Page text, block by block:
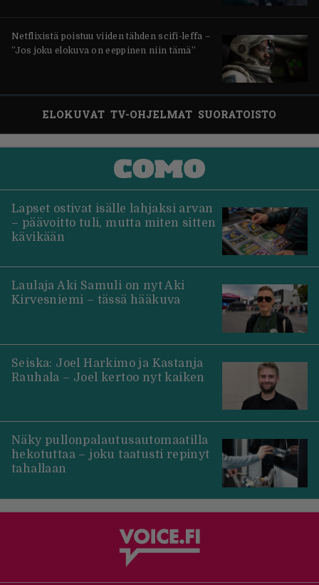
Netflixistä poistuu viiden tähden scifi-leffa –
”Jos joku elokuva on eeppinen niin tämä”
ELOKUVAT TV-OHJELMAT SUORATOISTO
Lapset ostivat isälle lahjaksi arvan
– päävoitto tuli, mutta miten sitten
kävikään
Laulaja Aki Samuli on nyt Aki
Kirvesniemi – tässä hääkuva
Seiska: Joel Harkimo ja Kastanja
Rauhala – Joel kertoo nyt kaiken
Näky pullonpalautusautomaatilla
hekotuttaa – joku taatusti repinyt
tahallaan